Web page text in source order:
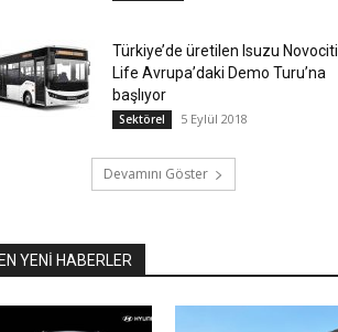
Türkiye’de üretilen Isuzu Novociti
Life Avrupa’daki Demo Turu’na
başlıyor
Sektörel 5 Eylül 2018
Devamını Göster
YENİ HABERLER